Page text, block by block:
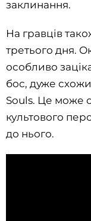
заклинання.
На гравців
третього дня.
особливо
бос, дуже
Souls. Це може
культового
до нього.